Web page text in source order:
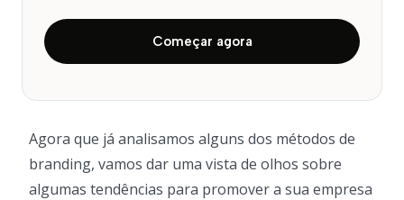
Começar agora
Agora que já analisamos alguns dos métodos de
branding, vamos dar uma vista de olhos sobre
algumas tendências para promover a sua empresa